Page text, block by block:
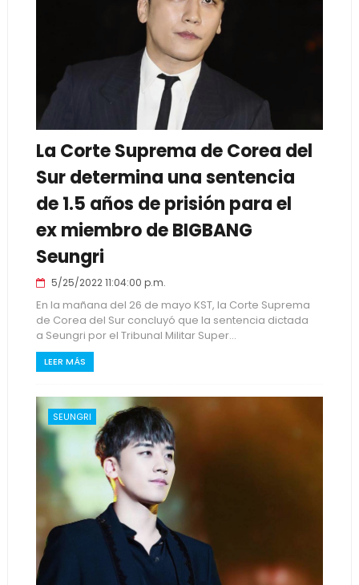
La Corte Suprema de Corea del
Sur determina una sentencia
de 1.5 años de prisión para el
ex miembro de BIGBANG
Seungri
5/25/2022 11:04:00 p.m.
En la mañana del 26 de mayo KST, la Corte Suprema
de Corea del Sur concluyó que la sentencia dictada
a Seungri por el Tribunal Militar Super...
LEER MÁS
SEUNGRI